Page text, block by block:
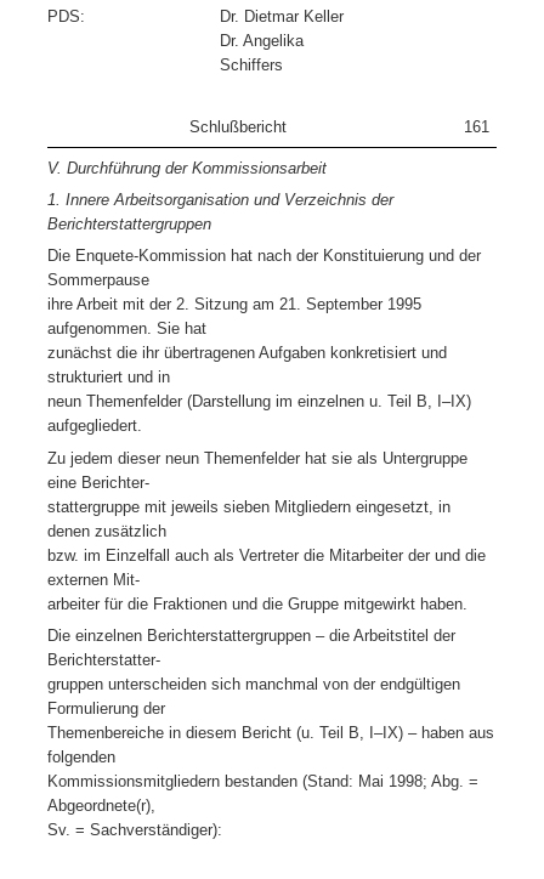
PDS:
Dr. Dietmar Keller
Dr. Angelika
Schiffers
161
Schlußbericht
V. Durchführung der Kommissionsarbeit
1. Innere Arbeitsorganisation und Verzeichnis der
Berichterstattergruppen
Die Enquete-Kommission hat nach der Konstituierung und der
Sommerpause
ihre Arbeit mit der 2. Sitzung am 21. September 1995
aufgenommen. Sie hat
zunächst die ihr übertragenen Aufgaben konkretisiert und
strukturiert und in
neun Themenfelder (Darstellung im einzelnen u. Teil B, I–IX)
aufgegliedert.
Zu jedem dieser neun Themenfelder hat sie als Untergruppe
eine Berichter-
stattergruppe mit jeweils sieben Mitgliedern eingesetzt, in
denen zusätzlich
bzw. im Einzelfall auch als Vertreter die Mitarbeiter der und die
externen Mit-
arbeiter für die Fraktionen und die Gruppe mitgewirkt haben.
Die einzelnen Berichterstattergruppen – die Arbeitstitel der
Berichterstatter-
gruppen unterscheiden sich manchmal von der endgültigen
Formulierung der
Themenbereiche in diesem Bericht (u. Teil B, I–IX) – haben aus
folgenden
Kommissionsmitgliedern bestanden (Stand: Mai 1998; Abg. =
Abgeordnete(r),
Sv. = Sachverständiger):